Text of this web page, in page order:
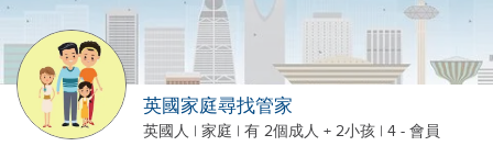
英國家庭尋找管家
英國人 | 家庭 | 有 2個成人 + 2小孩 | 4 - 會員